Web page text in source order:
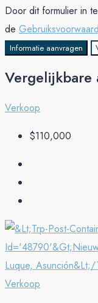
Door dit formulier in
de
Informatie aanvragen
Vergelijkbare
Verkoop
$110,000
Verkoop